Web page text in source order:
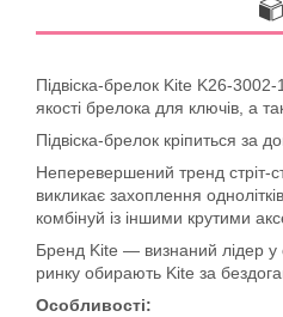
Підвіска-брелок Kite K26-
якості брелока для ключів, а
Підвіска-брелок кріпиться за
Неперевершений тренд стріт-
викликає захоплення
комбінуй із іншими крутими
Бренд Kite — визнаний лідер у
ринку обирають Kite за
Особливості: